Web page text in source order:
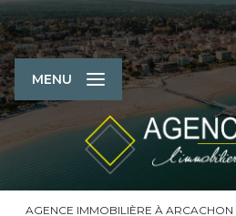
MENU
AGENCE IMMOBILIÈRE À ARCACHON